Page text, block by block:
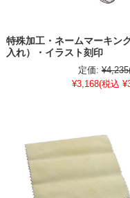
特殊加工・ネームマーキン
入れ）・イラスト刻印
定価: ¥4,235
¥3,168(税込